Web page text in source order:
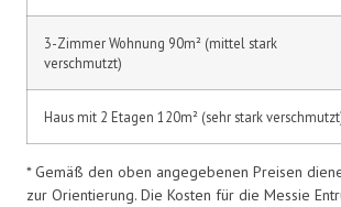
3-Zimmer Wohnung 90m² (mittel stark
verschmutzt)
Haus mit 2 Etagen 120m² (sehr stark
* Gemäß den oben angegebenen Preisen
zur Orientierung. Die Kosten für die Messie